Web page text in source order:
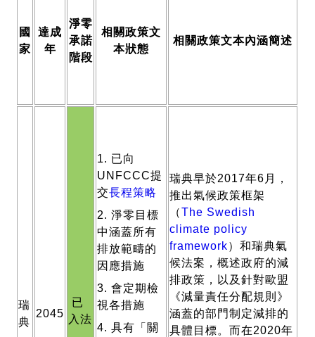
國
家
達成
年
淨零
承諾
階段
相關政策文
本狀態
相關政策文本內涵簡述
瑞
典
2045
已
入法
1. 已向
UNFCCC提
交長程策略
2. 淨零目標
中涵蓋所有
排放範疇的
因應措施
3. 會定期檢
視各措施
4. 具有「關
瑞典早於2017年6月，
推出氣候政策框架
（The Swedish
climate policy
framework）和瑞典氣
候法案，概述政府的減
排政策，以及針對歐盟
《減量責任分配規則》
涵蓋的部門制定減排的
具體目標。而在2020年